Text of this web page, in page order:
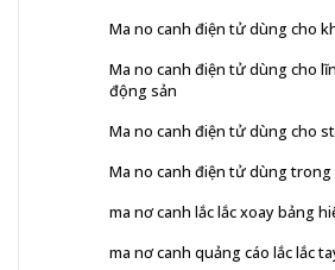
Ma no canh điện tử dùng cho
Ma no canh điện tử dùng cho
động sản
Ma no canh điện tử dùng cho
Ma no canh điện tử dùng trong
ma nơ canh lắc lắc xoay bảng
ma nơ canh quảng cáo lắc lắc